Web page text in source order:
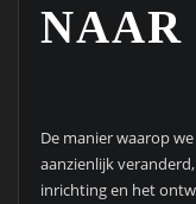
NAAR
De manier waarop
aanzienlijk
inrichting en het